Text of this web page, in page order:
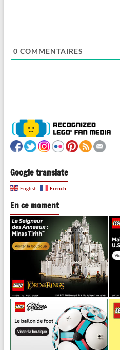
0 COMMENTAIRES
Google translate
English French
En ce moment